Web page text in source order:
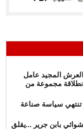
العرش المجيد عامل
مجموعة من
سياسة صناعة
بابن جرير ...يقلق